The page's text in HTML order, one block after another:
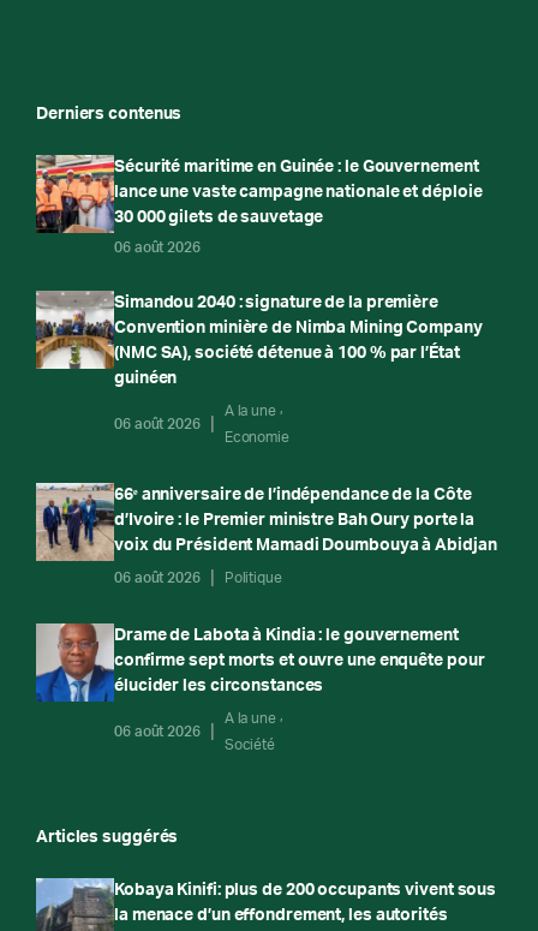
Derniers contenus
Sécurité maritime en Guinée : le Gouvernement
lance une vaste campagne nationale et déploie
30 000 gilets de sauvetage
06 août 2026
Simandou 2040 : signature de la première
Convention minière de Nimba Mining Company
(NMC SA), société détenue à 100 % par l’État
guinéen
06 août 2026
A la une
Economie
66ᵉ anniversaire de l’indépendance de la Côte
d’Ivoire : le Premier ministre Bah Oury porte la
voix du Président Mamadi Doumbouya à Abidjan
06 août 2026 Politique
Drame de Labota à Kindia : le gouvernement
confirme sept morts et ouvre une enquête pour
élucider les circonstances
06 août 2026
A la une
Société
Articles suggérés
Kobaya Kinifi: plus de 200 occupants vivent sous
la menace d’un effondrement, les autorités